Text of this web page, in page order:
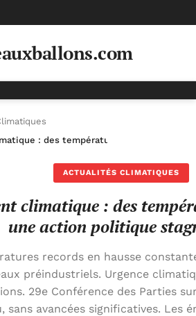
: des températures records mais
ACTUALITÉS CLIMATIQUES
climatique : des
une action politique
records en hausse
préindustriels. Urgence
29e Conférence des Parties
sans avancées significatives. Les